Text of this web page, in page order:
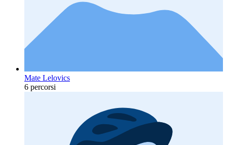
Mate Lelovics
6 percorsi